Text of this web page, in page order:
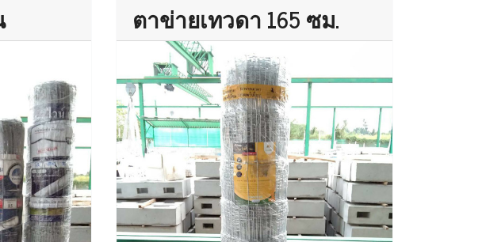
ตาข่ายเทวดา 165 ซม.